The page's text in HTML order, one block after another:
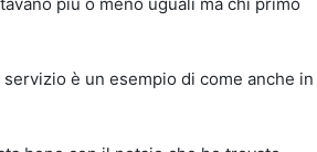
è un esempio di come anche in